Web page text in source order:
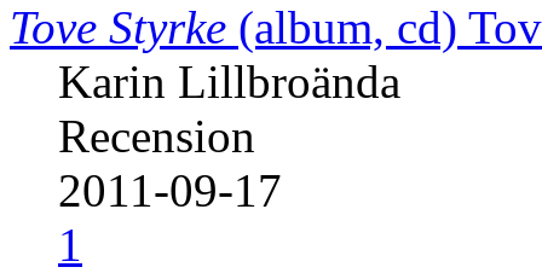
Tove Styrke (album, cd)
Karin Lillbroända
Recension
2011-09-17
1